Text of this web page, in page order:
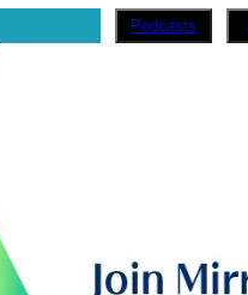
Podcasts